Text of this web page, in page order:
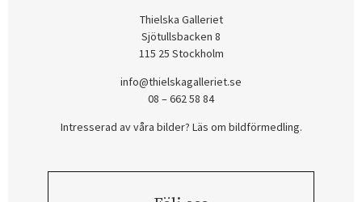
Thielska Galleriet
Sjötullsbacken 8
115 25 Stockholm
info@thielskagalleriet.se
08 – 662 58 84
Intresserad av våra bilder? Läs om bildförmedling.